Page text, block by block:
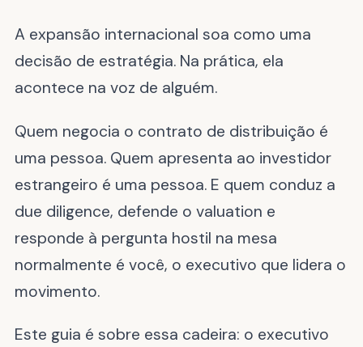
A expansão internacional soa como uma
decisão de estratégia. Na prática, ela
acontece na voz de alguém.
Quem negocia o contrato de distribuição é
uma pessoa. Quem apresenta ao investidor
estrangeiro é uma pessoa. E quem conduz a
due diligence, defende o valuation e
responde à pergunta hostil na mesa
normalmente é você, o executivo que lidera o
movimento.
Este guia é sobre essa cadeira: o executivo